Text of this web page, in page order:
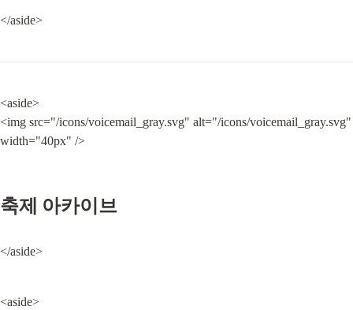
</aside>
<aside>
<img src="/icons/voicemail_gray.svg" alt="/icons/voicemail_gray.svg"
width="40px" />
축제 아카이브
</aside>
<aside>